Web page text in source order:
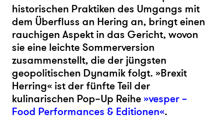
historischen Praktiken des Umgangs mit
dem Überfluss an Hering an, bringt einen
rauchigen Aspekt in das Gericht, wovon
sie eine leichte Sommerversion
zusammenstellt, die der jüngsten
geopolitischen Dynamik folgt. »Brexit
Herring« ist der fünfteTeil der
kulinarischen Pop–Up Reihe»vesper –
Food Performances & Editionen«.